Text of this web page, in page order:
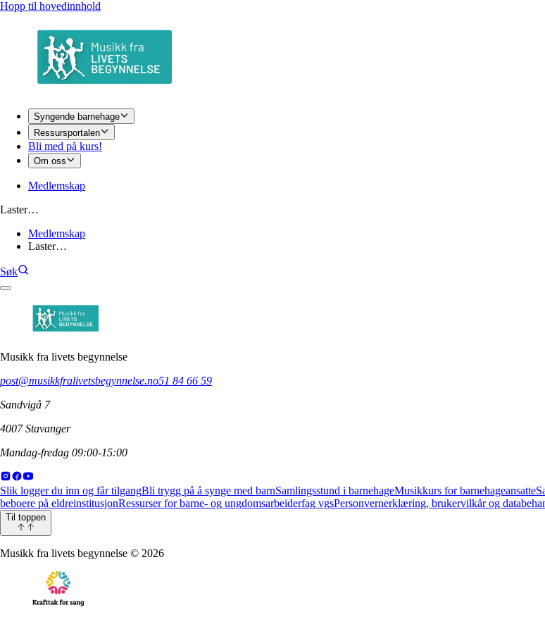
Hopp til hovedinnhold
Syngende barnehage
Ressursportalen
Bli med på kurs!
Om oss
Medlemskap
Laster…
Medlemskap
Laster…
Søk
Musikk fra livets begynnelse
post@musikkfralivetsbegynnelse.no51 84 66 59
Sandvigå 7
4007 Stavanger
Mandag-fredag 09:00-15:00
Slik logger du inn og får tilgangBli trygg på å synge med barnSamlingsstund i barnehageMusikkurs for barnehageansatte
beboere på eldreinstitusjonRessurser for barne- og ungdomsarbeiderfag vgsPersonvernerklæring, brukervilkår og
Til toppen
Musikk fra livets begynnelse © 2026